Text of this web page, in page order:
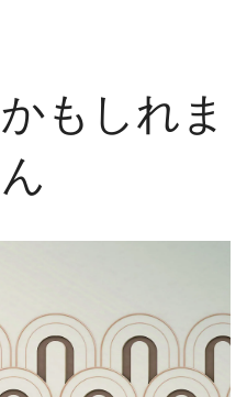
もしれま